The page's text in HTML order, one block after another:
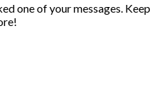
one of your messages. Keep